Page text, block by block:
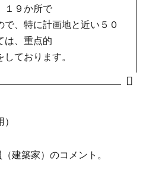
１９か所で
、特に計画地と近い５０
は、重点的
ております。
建築家）のコメント。